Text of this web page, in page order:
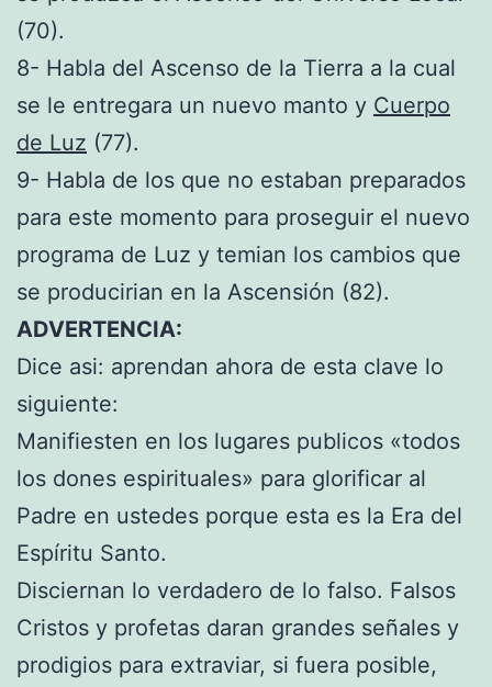
(70).
8- Habla del Ascenso de la Tierra a la cual
se le entregara un nuevo manto y Cuerpo
de Luz (77).
9- Habla de los que no estaban preparados
para este momento para proseguir el nuevo
programa de Luz y temian los cambios que
se producirian en la Ascensión (82).
ADVERTENCIA:
Dice asi: aprendan ahora de esta clave lo
siguiente:
Manifiesten en los lugares publicos «todos
los dones espirituales» para glorificar al
Padre en ustedes porque esta es la Era del
Espíritu Santo.
Disciernan lo verdadero de lo falso. Falsos
Cristos y profetas daran grandes señales y
prodigios para extraviar, si fuera posible,